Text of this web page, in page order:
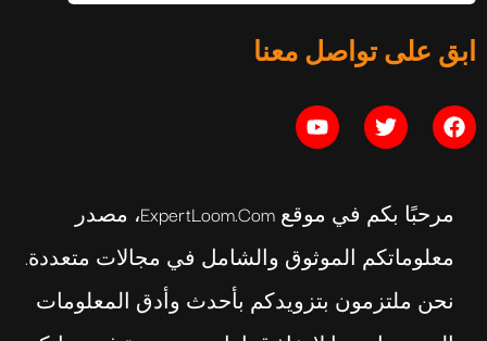
يوليو 16, 2026
ابق على تواصل معنا
مرحبًا بكم في موقع ExpertLoom.com، مصدر
معلوماتكم الموثوق والشامل في مجالات متعددة.
نحن ملتزمون بتزويدكم بأحدث وأدق المعلومات